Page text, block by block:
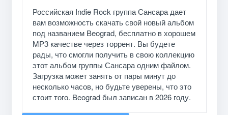
Российская Indie Rock группа Сансара дает
вам возможность скачать свой новый альбом
под названием Beograd, бесплатно в хорошем
MP3 качестве через торрент. Вы будете
рады, что смогли получить в свою коллекцию
этот альбом группы Сансара одним файлом.
Загрузка может занять от пары минут до
несколько часов, но будьте уверены, что это
стоит того. Beograd был записан в 2026 году.